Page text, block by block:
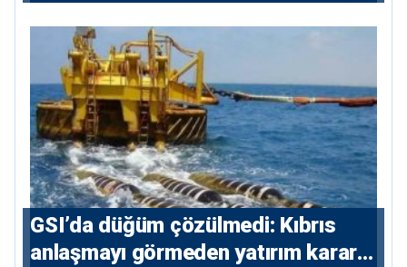
GSI’da düğüm çözülmedi: Kıbrıs
anlaşmayı görmeden yatırım kararı